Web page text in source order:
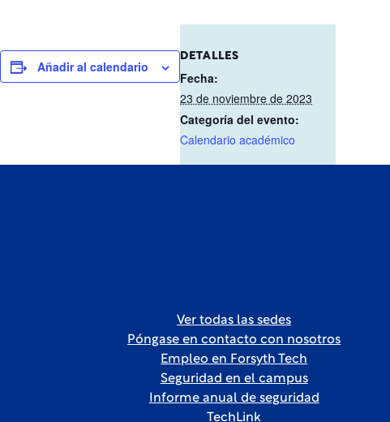
Añadir al calendario
DETALLES
Fecha:
23 de noviembre de 2023
Categoría del evento:
Calendario académico
Ver todas las sedes
Póngase en contacto con nosotros
Empleo en Forsyth Tech
Seguridad en el campus
Informe anual de seguridad
TechLink